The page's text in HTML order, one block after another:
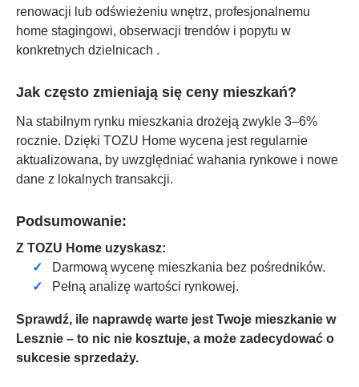
renowacji lub odświeżeniu wnętrz, profesjonalnemu
home stagingowi, obserwacji trendów i popytu w
konkretnych dzielnicach .
Jak często zmieniają się ceny mieszkań?
Na stabilnym rynku mieszkania drożeją zwykle 3–6%
rocznie. Dzięki TOZU Home wycena jest regularnie
aktualizowana, by uwzględniać wahania rynkowe i nowe
dane z lokalnych transakcji.
Podsumowanie:
Z TOZU Home uzyskasz:
Darmową wycenę mieszkania bez pośredników.
Pełną analizę wartości rynkowej.
Sprawdź, ile naprawdę warte jest Twoje mieszkanie w
Lesznie – to nic nie kosztuje, a może zadecydować o
sukcesie sprzedaży.